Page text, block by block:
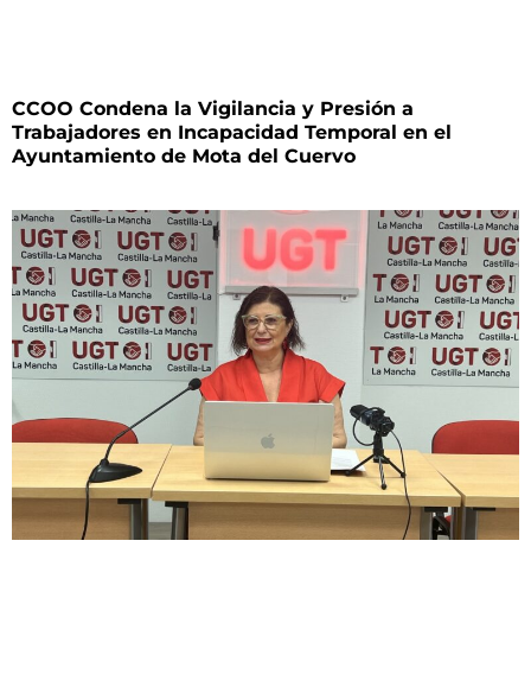
CCOO Condena la Vigilancia y Presión a
Trabajadores en Incapacidad Temporal en el
Ayuntamiento de Mota del Cuervo